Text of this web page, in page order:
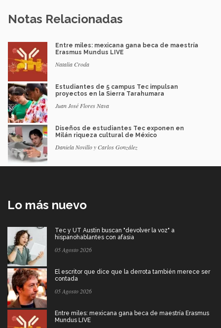
Notas Relacionadas
Entre miles: mexicana gana beca de maestría
Erasmus Mundus LIVE
Natalia Croda
Estudiantes de 5 campus Tec impulsan
proyectos en la Sierra Tarahumara
Juan José Flores Nava
Diseños de estudiantes Tec exponen en
Milán riqueza cultural de México
Daniela Novillo y Carlos González
Lo más nuevo
Tec y UT Austin buscan "devolver la voz" a
hispanohablantes con afasia
05 Agosto 2026
El escritor que dice que la derrota también merece ser
contada
05 Agosto 2026
Entre miles: mexicana gana beca de maestría Erasmus
Mundus LIVE